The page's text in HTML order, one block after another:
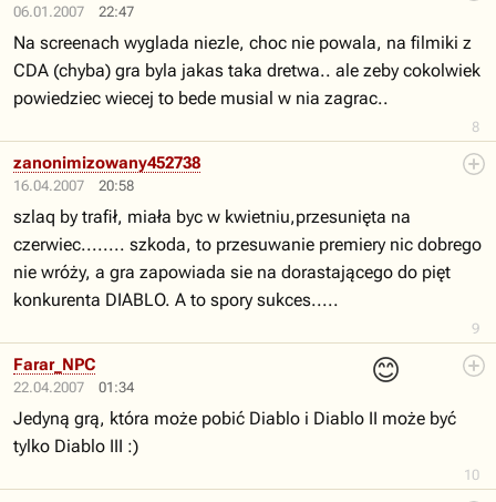
06.01.2007 22:47
8
Na screenach wyglada niezle, choc nie powala, na filmiki z
CDA (chyba) gra byla jakas taka dretwa.. ale zeby cokolwiek
powiedziec wiecej to bede musial w nia zagrac..
16.04.2007 20:58
9
zanonimizowany452738
szlaq by trafił, miała byc w kwietniu,przesunięta na
czerwiec........ szkoda, to przesuwanie premiery nic dobrego
nie wróży, a gra zapowiada sie na dorastającego do pięt
konkurenta DIABLO. A to spory sukces.....
22.04.2007 01:34
😊
10
Farar_NPC
Jedyną grą, która może pobić Diablo i Diablo II może być
tylko Diablo III :)